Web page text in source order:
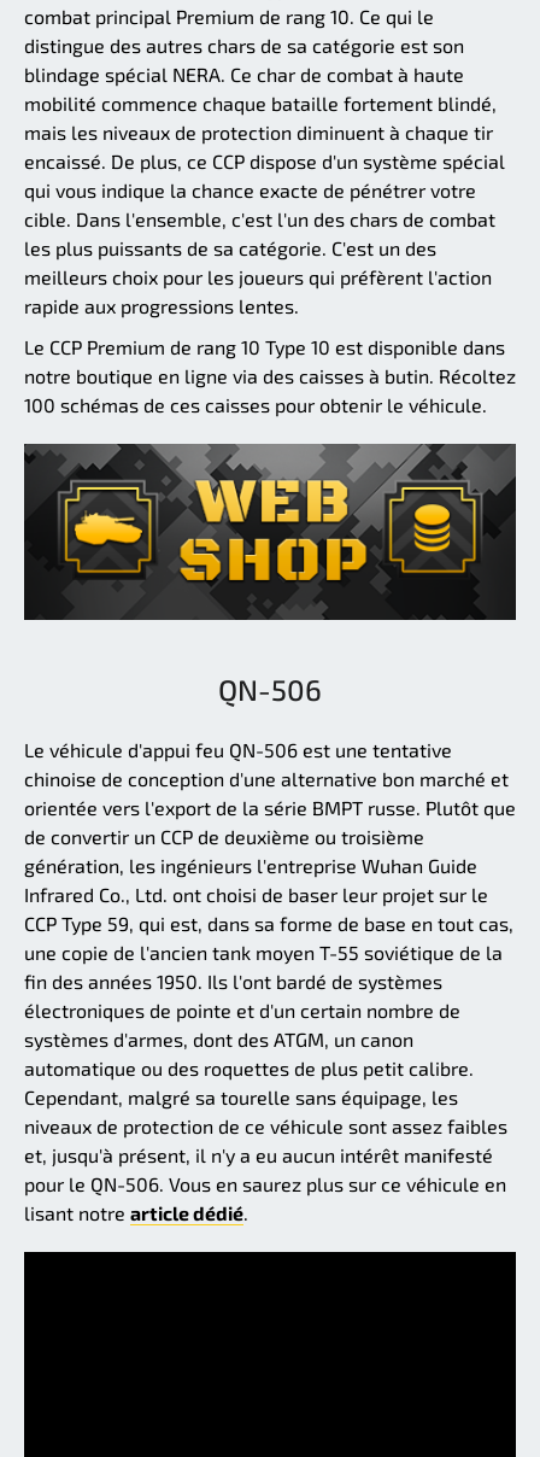
combat principal Premium de rang 10. Ce qui le
distingue des autres chars de sa catégorie est son
blindage spécial NERA. Ce char de combat à haute
mobilité commence chaque bataille fortement blindé,
mais les niveaux de protection diminuent à chaque tir
encaissé. De plus, ce CCP dispose d'un système spécial
qui vous indique la chance exacte de pénétrer votre
cible. Dans l'ensemble, c'est l'un des chars de combat
les plus puissants de sa catégorie. C'est un des
meilleurs choix pour les joueurs qui préfèrent l'action
rapide aux progressions lentes.
Le CCP Premium de rang 10 Type 10 est disponible dans
notre boutique en ligne via des caisses à butin. Récoltez
100 schémas de ces caisses pour obtenir le véhicule.
QN-506
Le véhicule d'appui feu QN-506 est une tentative
chinoise de conception d'une alternative bon marché et
orientée vers l'export de la série BMPT russe. Plutôt que
de convertir un CCP de deuxième ou troisième
génération, les ingénieurs l'entreprise Wuhan Guide
Infrared Co., Ltd. ont choisi de baser leur projet sur le
CCP Type 59, qui est, dans sa forme de base en tout cas,
une copie de l'ancien tank moyen T-55 soviétique de la
fin des années 1950. Ils l'ont bardé de systèmes
électroniques de pointe et d'un certain nombre de
systèmes d'armes, dont des ATGM, un canon
automatique ou des roquettes de plus petit calibre.
Cependant, malgré sa tourelle sans équipage, les
niveaux de protection de ce véhicule sont assez faibles
et, jusqu'à présent, il n'y a eu aucun intérêt manifesté
pour le QN-506. Vous en saurez plus sur ce véhicule en
lisant notre article dédié.